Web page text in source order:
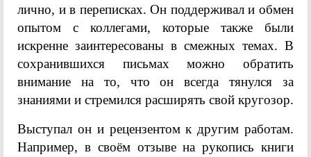
лично, и в переписках. Он поддерживал и обмен
опытом с коллегами, которые также были
искренне заинтересованы в смежных темах. В
сохранившихся письмах можно обратить
внимание на то, что он всегда тянулся за
знаниями и стремился расширять свой кругозор.
Выступал он и рецензентом к другим работам.
Например, в своём отзыве на рукопись книги